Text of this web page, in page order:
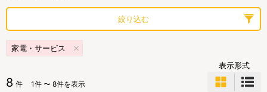
絞り込む
家電・サービス
8 件 1件 〜 8件を表示
表示形式